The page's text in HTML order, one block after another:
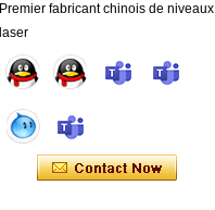
Premier fabricant chinois de niveaux
laser